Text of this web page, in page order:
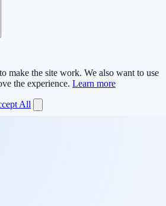
make the site work. We also want to use
the experience. Learn more
All